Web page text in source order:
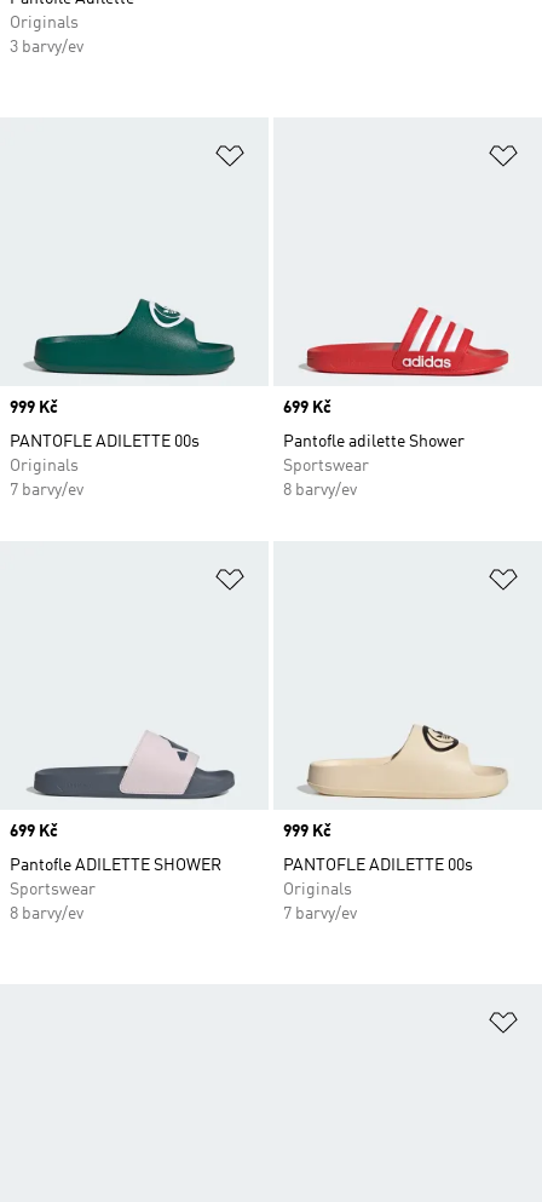
Price
999 Kč
PANTOFLE ADILETTE 00s
Originals
7 barvy/ev
Price
699 Kč
Pantofle adilette Shower
Sportswear
8 barvy/ev
Price
699 Kč
Pantofle ADILETTE SHOWER
Sportswear
8 barvy/ev
Price
999 Kč
PANTOFLE ADILETTE 00s
Originals
7 barvy/ev
Originals
3 barvy/ev